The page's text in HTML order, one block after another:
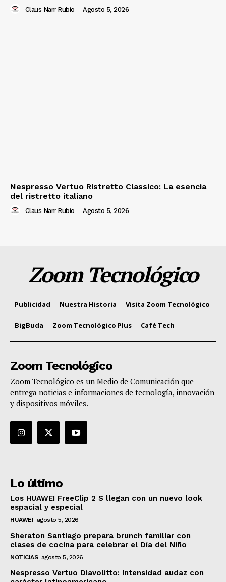
Claus Narr Rubio - Agosto 5, 2026
Nespresso Vertuo Ristretto Classico: La esencia
del ristretto italiano
Claus Narr Rubio - Agosto 5, 2026
Zoom Tecnológico
Publicidad Nuestra Historia Visita Zoom Tecnológico
BigBuda Zoom Tecnológico Plus Café Tech
Zoom Tecnológico
Zoom Tecnológico es un Medio de Comunicación que
entrega noticias e informaciones de tecnología, innovación
y dispositivos móviles.
Lo último
Los HUAWEI FreeClip 2 S llegan con un nuevo look
espacial y especial
HUAWEI agosto 5, 2026
Sheraton Santiago prepara brunch familiar con
clases de cocina para celebrar el Día del Niño
NOTICIAS agosto 5, 2026
Nespresso Vertuo Diavolitto: Intensidad audaz con